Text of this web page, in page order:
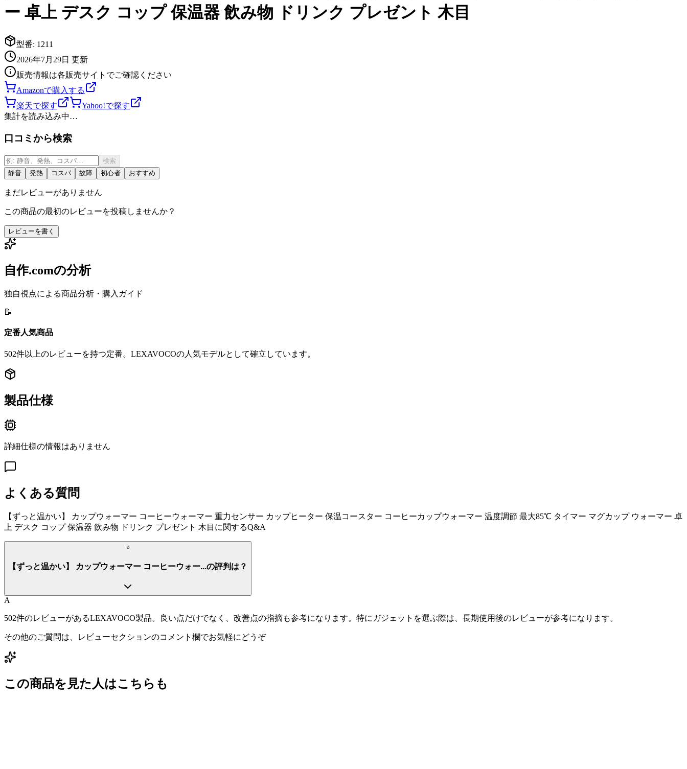
ー 卓上 デスク コップ 保温器 飲み物 ドリンク プレゼント 木目
型番: 1211
2026年7月29日 更新
販売情報は各販売サイトでご確認ください
Amazonで購入する
楽天で探す
Yahoo!で探す
集計を読み込み中…
口コミから検索
検索
静音
発熱 コスパ 故障 初心者 おすすめ
まだレビューがありません
この商品の最初のレビューを投稿しませんか？
レビューを書く
自作.comの分析
独自視点による商品分析・購入ガイド
📝
定番人気商品
502件以上のレビューを持つ定番。LEXAVOCOの人気モデルとして確立しています。
製品仕様
詳細仕様の情報はありません
よくある質問
【ずっと温かい】 カップウォーマー コーヒーウォーマー 重力センサー カップヒーター 保温コースター コーヒーカップウォーマー 温度調節 最大85℃ タイマー マグカップ ウォーマー 卓
上 デスク コップ 保温器 飲み物 ドリンク プレゼント 木目 に関するQ&A
⭐
【ずっと温かい】 カップウォーマー コーヒーウォー...の評判は？
A
502件のレビューがあるLEXAVOCO製品。良い点だけでなく、改善点の指摘も参考になります。特にガジェットを選ぶ際は、長期使用後のレビューが参考になります。
その他のご質問は、レビューセクションのコメント欄でお気軽にどうぞ
この商品を見た人はこちらも